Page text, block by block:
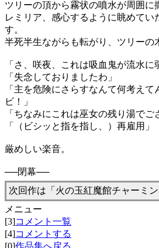
ツリーの頂から霧状の噴水が周囲に
レミリア、感心するように眺めてい
す。
半死半生ながらも転がり、ツリーの
「さ、咲夜、これは吸血鬼が流水に
「失念しておりましたわ」
「主を危険にさらすなんて何考え
ビ！」
「ちなみにこれは巫女の残り湯でご
「（ビシッと指を指し、）再雇用」
厳めしい楽音。
──閉幕──
次回作は「火の玉紅魔館チャーミン
メニュー
[3]コメント一覧
[4]コメントする
[0]作品集へ戻る